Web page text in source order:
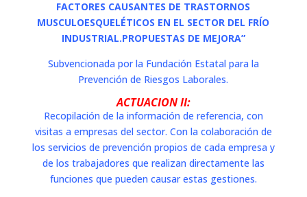
FACTORES CAUSANTES DE TRASTORNOS
MUSCULOESQUELÉTICOS EN EL SECTOR DEL FRÍO
INDUSTRIAL.PROPUESTAS DE MEJORA”
Subvencionada por la Fundación Estatal para la
Prevención de Riesgos Laborales.
ACTUACION II:
Recopilación de la información de referencia, con
visitas a empresas del sector. Con la colaboración de
los servicios de prevención propios de cada empresa y
de los trabajadores que realizan directamente las
funciones que pueden causar estas gestiones.